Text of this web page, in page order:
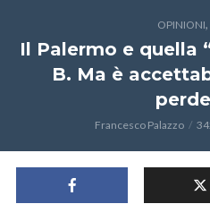
OPINIONI,
Il Palermo e quella
B. Ma è
Francesco Palazzo